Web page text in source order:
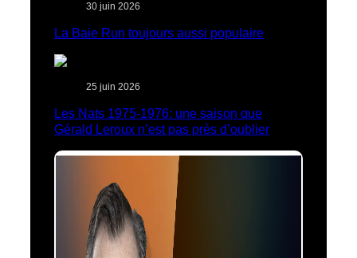
30 juin 2026
La Baie Run toujours aussi populaire
25 juin 2026
Les Nats 1975-1976: une saison que
Gérald Leroux n’est pas près d’oublier